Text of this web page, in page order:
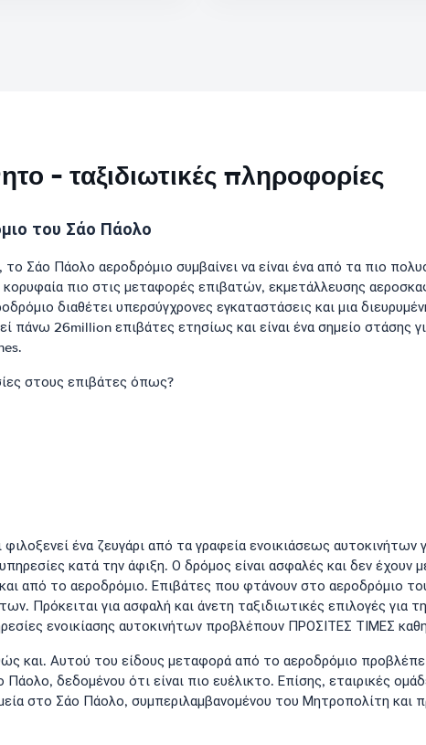
- ταξιδιωτικές πληροφορίες
του Σάο Πάολο
Σάο Πάολο αεροδρόμιο συμβαίνει να είναι ένα από τα πιο
πιο στις μεταφορές επιβατών, εκμετάλλευσης
διαθέτει υπερσύγχρονες εγκαταστάσεις και μια
26million επιβάτες ετησίως και είναι ένα σημείο στάσης
στους επιβάτες όπως?
φιλοξενεί ένα ζευγάρι από τα γραφεία ενοικιάσεως
κατά την άφιξη. Ο δρόμος είναι ασφαλές και δεν έχουν
από το αεροδρόμιο. Επιβάτες που φτάνουν στο αεροδρόμιο
Πρόκειται για ασφαλή και άνετη ταξιδιωτικές επιλογές
ενοικίασης αυτοκινήτων προβλέπουν ΠΡΟΣΙΤΕΣ ΤΙΜΕΣ
και. Αυτού του είδους μεταφορά από το αεροδρόμιο
Πάολο, δεδομένου ότι είναι πιο ευέλικτο. Επίσης, εταιρικές
στο Σάο Πάολο, συμπεριλαμβανομένου του Μητροπολίτη και